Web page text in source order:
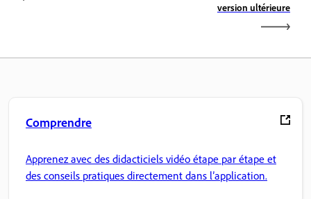
version ultérieure
Comprendre
Apprenez avec des didacticiels vidéo étape par étape et
des conseils pratiques directement dans l’application.